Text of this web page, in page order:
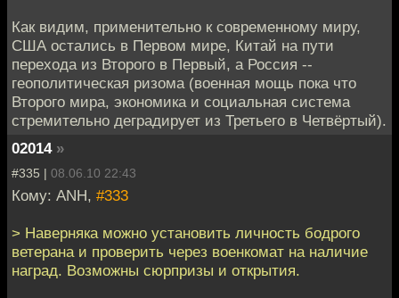
Как видим, применительно к современному миру,
США остались в Первом мире, Китай на пути
перехода из Второго в Первый, а Россия --
геополитическая ризома (военная мощь пока что
Второго мира, экономика и социальная система
стремительно деградирует из Третьего в Четвёртый).
02014 »
#335 | 08.06.10 22:43
Кому: ANH, #333
> Наверняка можно установить личность бодрого
ветерана и проверить через военкомат на наличие
наград. Возможны сюрпризы и открытия.